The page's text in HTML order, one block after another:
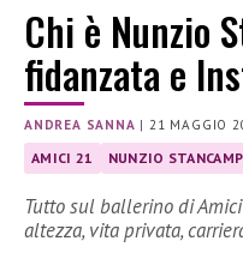
Chi è Nunzio
fidanzata e
ANDREA SANNA |21 MAGGIO
AMICI 21 NUNZIO
Tutto sul ballerino di
altezza, vita privata,